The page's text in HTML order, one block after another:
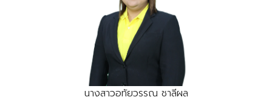
นางสาวอุทัยวรรณ ชาลีผล